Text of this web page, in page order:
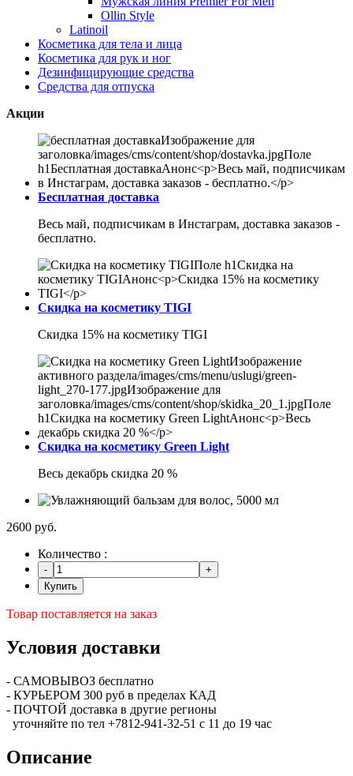
Ollin Style
Latinoil
Косметика для тела и лица
Косметика для рук и ног
Дезинфицирующие средства
Средства для отпуска
Акции
Бесплатная доставка
Весь май, подписчикам в Инстаграм, доставка заказов -
бесплатно.
Скидка на косметику TIGI
Скидка 15% на косметику TIGI
Скидка на косметику Green Light
Весь декабрь скидка 20 %
2600 руб.
Количество :
Купить
Товар поставляется на заказ
Условия доставки
- САМОВЫВОЗ бесплатно
- КУРЬЕРОМ 300 руб в пределах КАД
- ПОЧТОЙ доставка в другие регионы
уточняйте по тел +7812-941-32-51 с 11 до 19 час
Описание